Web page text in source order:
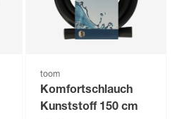
toom
Komfortschlauch
Kunststoff 150 cm